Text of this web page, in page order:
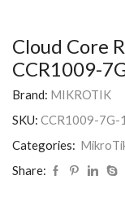
Cloud Core
CCR1009-
Brand: MIKROTIK
SKU: CCR1009-7G-
Categories:
Share: